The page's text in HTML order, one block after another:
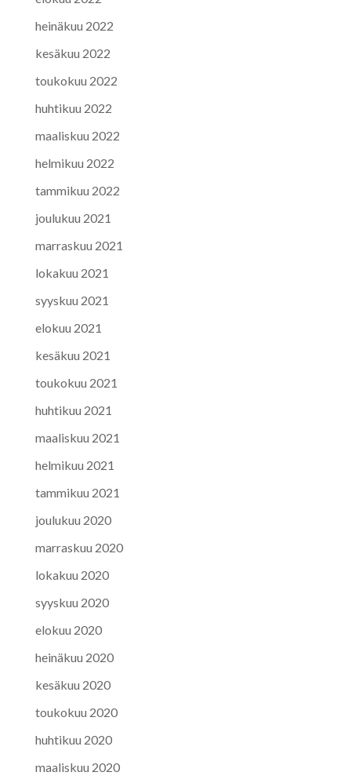
heinäkuu 2022
kesäkuu 2022
toukokuu 2022
huhtikuu 2022
maaliskuu 2022
helmikuu 2022
tammikuu 2022
joulukuu 2021
marraskuu 2021
lokakuu 2021
syyskuu 2021
elokuu 2021
kesäkuu 2021
toukokuu 2021
huhtikuu 2021
maaliskuu 2021
helmikuu 2021
tammikuu 2021
joulukuu 2020
marraskuu 2020
lokakuu 2020
syyskuu 2020
elokuu 2020
heinäkuu 2020
kesäkuu 2020
toukokuu 2020
huhtikuu 2020
maaliskuu 2020